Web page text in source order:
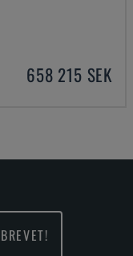
658 215 SEK